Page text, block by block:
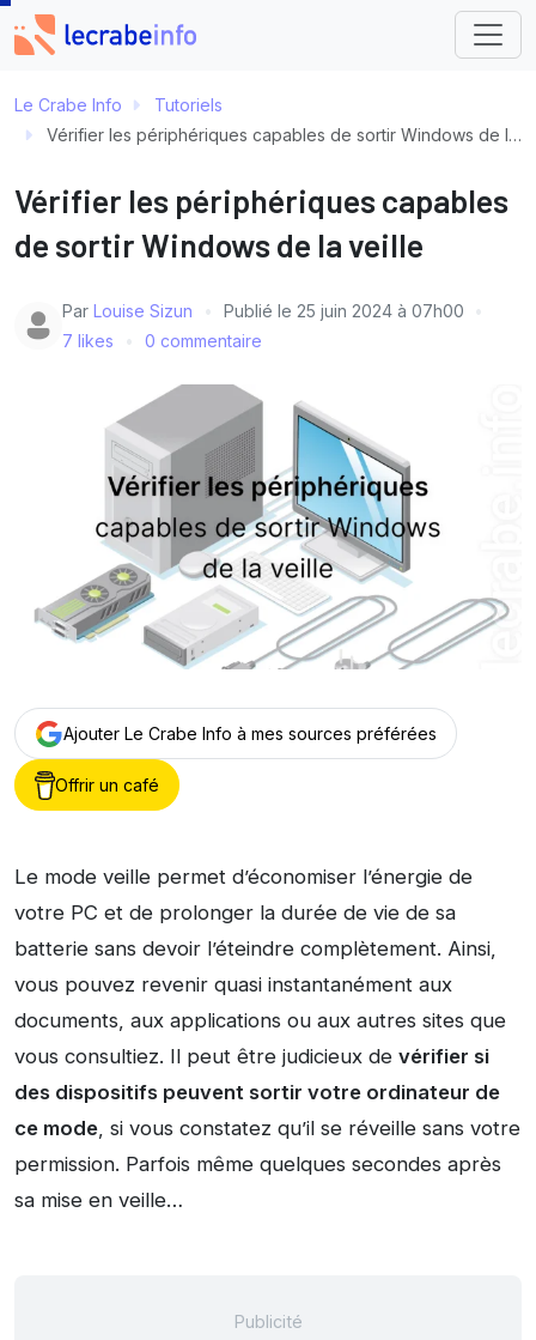
Le Crabe Info
Tutoriels
Vérifier les périphériques capables de sortir Windows de la veille
Vérifier les périphériques capables
de sortir Windows de la veille
Par Louise Sizun Publié le 25 juin 2024 à 07h00
7 likes
0 commentaire
Ajouter Le Crabe Info à mes sources préférées
Offrir un café
Le mode veille permet d’économiser l’énergie de
votre PC et de prolonger la durée de vie de sa
batterie sans devoir l’éteindre complètement. Ainsi,
vous pouvez revenir quasi instantanément aux
documents, aux applications ou aux autres sites que
vous consultiez. Il peut être judicieux de vérifier si
des dispositifs peuvent sortir votre ordinateur de
ce mode, si vous constatez qu’il se réveille sans votre
permission. Parfois même quelques secondes après
sa mise en veille…